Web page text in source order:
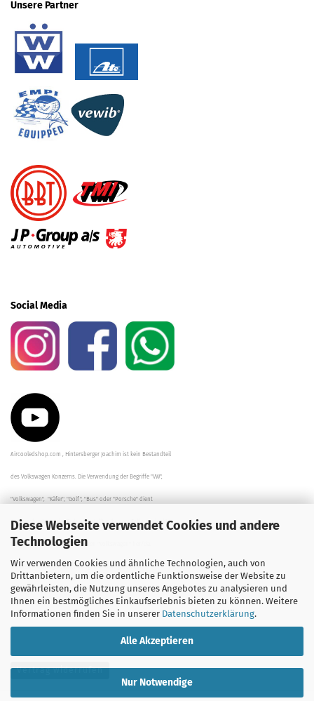
Diese Webseite verwendet Cookies und andere
Technologien
Wir verwenden Cookies und ähnliche Technologien, auch von
Drittanbietern, um die ordentliche Funktionsweise der Website zu
gewährleisten, die Nutzung unseres Angebotes zu analysieren und
Ihnen ein bestmögliches Einkaufserlebnis bieten zu können. Weitere
Informationen finden Sie in unserer Datenschutzerklärung.
Alle Akzeptieren
Nur Notwendige
Unsere Partner
Social Media
Aircooledshop.com , Hintersberger Joachim ist kein Bestandteil
des Volkswagen Konzerns. Die Verwendung der Begriffe "VW",
"Volkswagen", "Käfer", "Golf", "Bus" oder "Porsche" dient
der Beschreibung der Teile und stellt in keinem Fall eine direkte
Verbindung zu dem Unternehmen "Volkswagen" her/da.
Die Beschreibungen, Zeichnungen und Angaben zur
Verwendung sind sorgfältig überprüft worden.
Vertrag widerrufen